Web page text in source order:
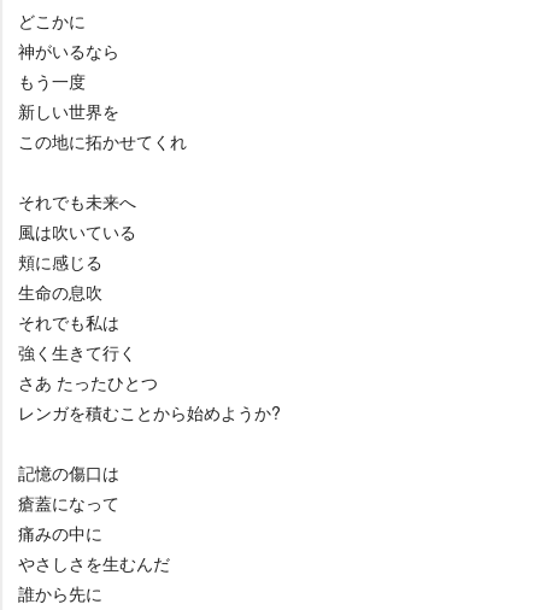
どこかに
神がいるなら
もう一度
新しい世界を
この地に拓かせてくれ
それでも未来へ
風は吹いている
頬に感じる
生命の息吹
それでも私は
強く生きて行く
さあ たったひとつ
レンガを積むことから始めようか?
記憶の傷口は
瘡蓋になって
痛みの中に
さしさを生むんだ
誰から先に